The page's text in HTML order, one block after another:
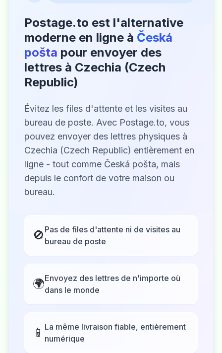
Postage.to est l'alternative
moderne en ligne à Česká
pošta pour envoyer des
lettres à Czechia (Czech
Republic)
Évitez les files d'attente et les visites au
bureau de poste. Avec Postage.to, vous
pouvez envoyer des lettres physiques à
Czechia (Czech Republic) entièrement en
ligne - tout comme Česká pošta, mais
depuis le confort de votre maison ou
bureau.
🚫 Pas de files d'attente ni de visites au
bureau de poste
🌍Envoyez des lettres de n'importe où
dans le monde
📱 La même livraison fiable, entièrement
numérique